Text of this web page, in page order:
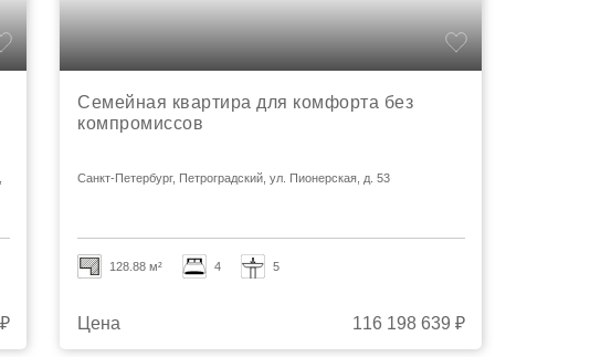
Семейная квартира для комфорта без
компромиссов
Санкт-Петербург, Петроградский, ул. Пионерская, д. 53
128.88 м² 4 5
Цена 116 198 639 ₽